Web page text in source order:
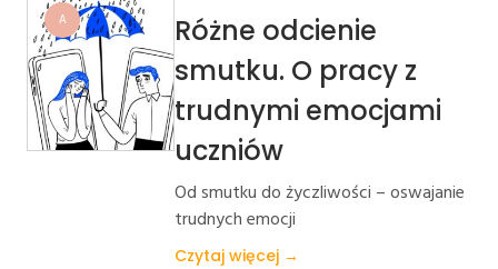
A
Różne odcienie
smutku. O pracy z
trudnymi emocjami
uczniów
Od smutku do życzliwości – oswajanie
trudnych emocji
Czytaj więcej →